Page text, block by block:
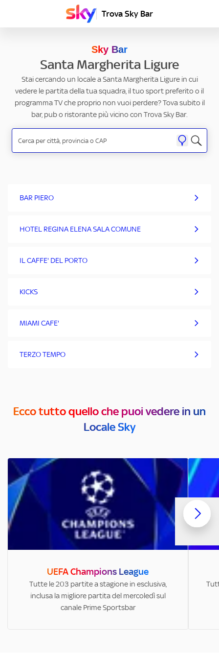
Trova Sky Bar
Sky Bar
Santa Margherita Ligure
Stai cercando un locale a Santa Margherita Ligure in cui
vedere le partita della tua squadra, il tuo sport preferito o il
programma TV che proprio non vuoi perdere? Tova subito il
bar, pub o ristorante più vicino con Trova Sky Bar.
BAR PIERO
HOTEL REGINA ELENA SALA COMUNE
IL CAFFE' DEL PORTO
KICKS
MIAMI CAFE'
TERZO TEMPO
Ecco tutto quello che puoi vedere in un
Locale Sky
UEFA Champions League
Tutte le 203 partite a stagione in esclusiva,
inclusa la migliore partita del mercoledì sul
canale Prime Sportsbar